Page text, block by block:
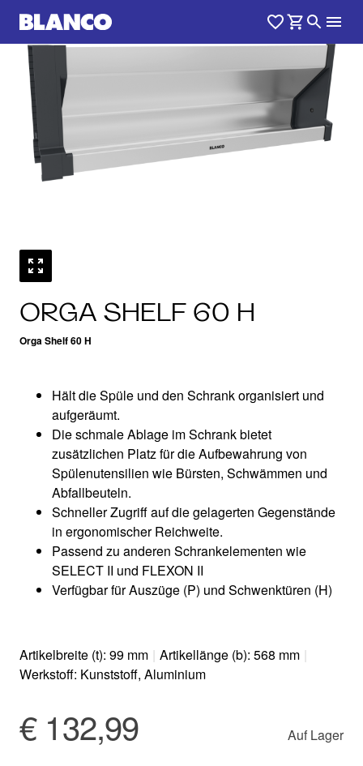
ORGA SHELF 60 H
Orga Shelf 60 H
Hält die Spüle und den Schrank organisiert und
aufgeräumt.
Die schmale Ablage im Schrank bietet
zusätzlichen Platz für die Aufbewahrung von
Spülenutensilien wie Bürsten, Schwämmen und
Abfallbeuteln.
Schneller Zugriff auf die gelagerten Gegenstände
in ergonomischer Reichweite.
Passend zu anderen Schrankelementen wie
SELECT II und FLEXON II
Verfügbar für Auszüge (P) und Schwenktüren (H)
Artikelbreite (t): 99 mm | Artikellänge (b): 568 mm |
Werkstoff: Kunststoff, Aluminium
€ 132,99 Auf Lager